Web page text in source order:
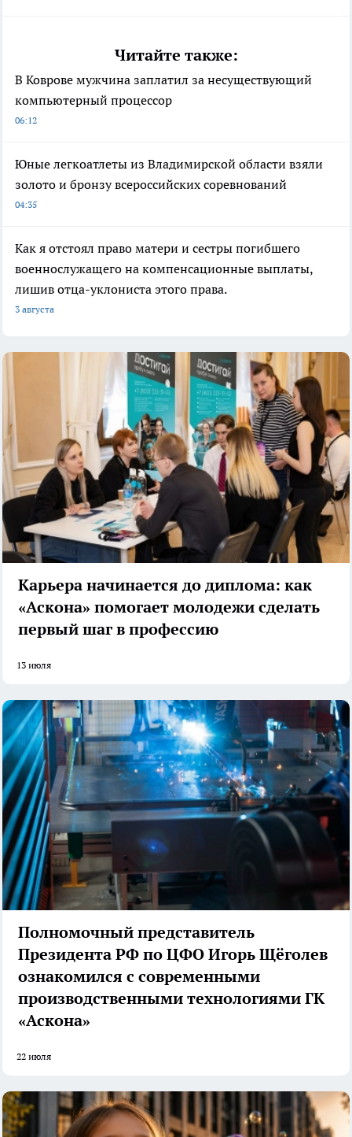
Читайте также:
В Коврове мужчина заплатил за несуществующий
компьютерный процессор
06:12
Юные легкоатлеты из Владимирской области взяли
золото и бронзу всероссийских соревнований
04:35
Как я отстоял право матери и сестры погибшего
военнослужащего на компенсационные выплаты,
лишив отца-уклониста этого права.
3 августа
Карьера начинается до диплома: как
«Аскона» помогает молодежи сделать
первый шаг в профессию
13 июля
Полномочный представитель
Президента РФ по ЦФО Игорь Щёголев
ознакомился с современными
производственными технологиями ГК
«Аскона»
22 июля